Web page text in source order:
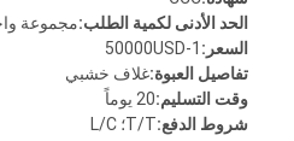
الحد الأدنى لكمية الطلب:مجموعة
السعر: 1-50000USD
تفاصيل العبوة:غلاف خشبي
وقت التسليم:20 يوماً
شروط الدفع:T/T؛ L/C